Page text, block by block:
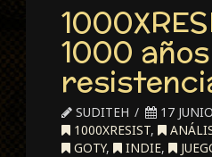
1000
SUDITEH
17
1000XRESIST,
GOTY, INDIE,